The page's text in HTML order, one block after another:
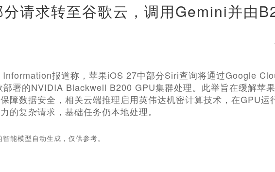
请求转至谷歌云，调用Gemini并由
报道称，苹果iOS 27中部分Siri查询将通过Google
署的NVIDIA Blackwell B200 GPU集群处理。此举旨在缓解苹
障数据安全，相关云端推理启用英伟达机密计算技术，在GPU运
的复杂请求，基础任务仍本地处理。
能模型自动生成，仅供参考。